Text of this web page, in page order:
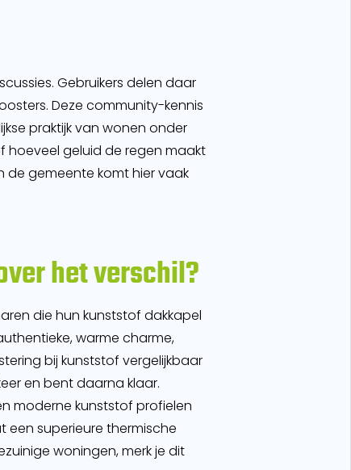
Gebruikers delen daar
Deze community-kennis
praktijk van wonen onder
hoeveel geluid de regen maakt
de gemeente komt hier vaak
het verschil?
die hun kunststof dakkapel
warme charme,
bij kunststof vergelijkbaar
en bent daarna klaar.
moderne kunststof profielen
een superieure thermische
woningen, merk je dit